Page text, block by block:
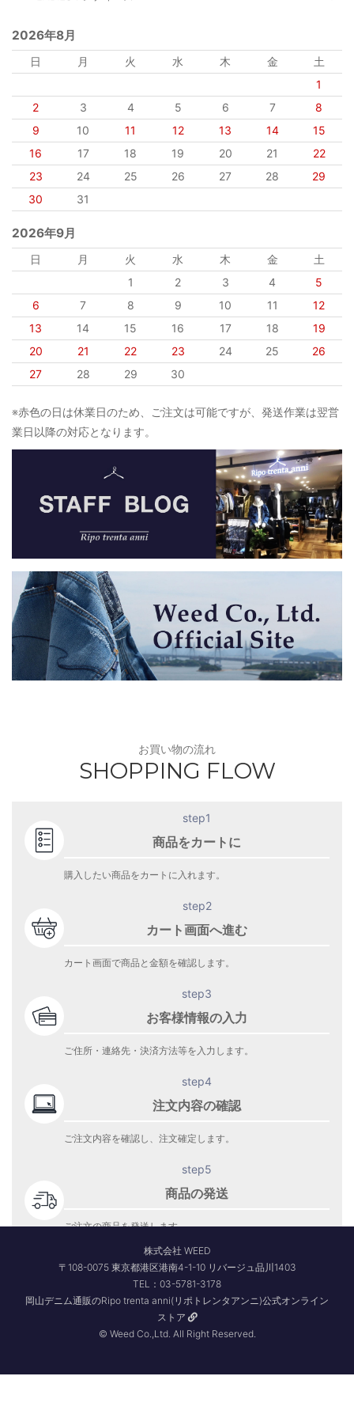
2026年8月
日 月 火 水 木 金
土
1
2
3 4 5 6 7
8
9
10 11 12 13 14
15
16
17 18 19 20 21
22
23
24 25 26 27 28
29
30
31
2026年9月
日 月 火 水 木 金
土
1
2 3 4
5
6
7 8 9 10 11
12
13
14 15 16 17 18
19
20
21 22 23 24 25
26
27
28 29 30
※赤色の日は休業日のため、ご注文は可能ですが、発送作業は翌営
業日以降の対応となります。
お買い物の流れ
SHOPPING FLOW
step1
商品をカートに
購入したい商品をカートに入れます。
step2
カート画面へ進む
カート画面で商品と金額を確認します。
step3
お客様情報の入力
ご住所・連絡先・決済方法等を入力します。
step4
注文内容の確認
ご注文内容を確認し、注文確定します。
step5
商品の発送
ご注文の商品を発送します。
株式会社 WEED
〒108-0075 東京都港区港南4-1-10 リバージュ品川1403
TEL：03-5781-3178
岡山デニム通販のRipo trenta anni(リポトレンタアンニ)公式オンライン
ストア
© Weed Co.,Ltd. All Right Reserved.